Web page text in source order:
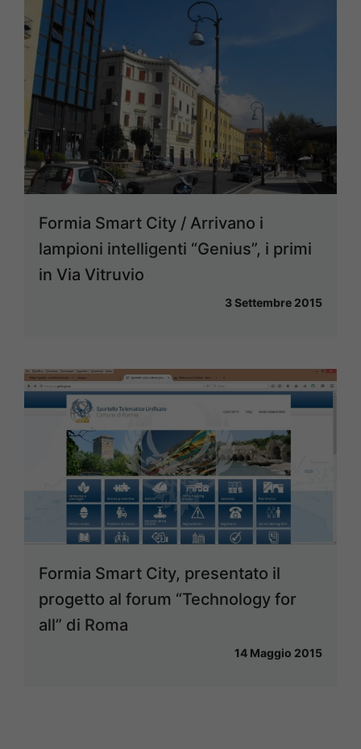
Formia Smart City / Arrivano i
lampioni intelligenti “Genius”, i primi
in Via Vitruvio
3 Settembre 2015
Formia Smart City, presentato il
progetto al forum “Technology for
all” di Roma
14 Maggio 2015